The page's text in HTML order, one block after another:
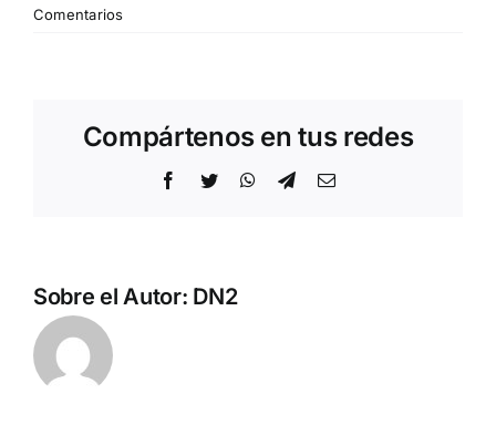
Comentarios
Compártenos en tus redes
Facebook
Twitter WhatsApp
TelegramCorreo
Sobre el Autor: DN2